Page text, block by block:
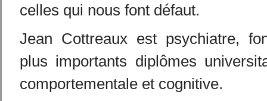
celles qui nous font défaut.
Jean Cottreaux est psychiatre,
plus importants diplômes
comportementale et cognitive.